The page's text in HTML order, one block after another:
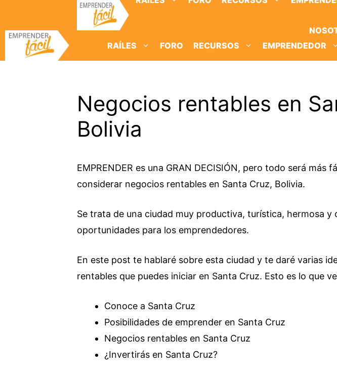
contenido
RAÍLES
FORO RECURSOS EMPRENDEDOR
Negocios rentables en
Bolivia
EMPRENDER es una GRAN DECISIÓN, pero todo será más
considerar negocios rentables en Santa Cruz, Bolivia.
Se trata de una ciudad muy productiva, turística, hermosa y
oportunidades para los emprendedores.
En este post te hablaré sobre esta ciudad y te daré varias
rentables que puedes iniciar en Santa Cruz. Esto es lo que
Conoce a Santa Cruz
Posibilidades de emprender en Santa Cruz
Negocios rentables en Santa Cruz
¿Invertirás en Santa Cruz?